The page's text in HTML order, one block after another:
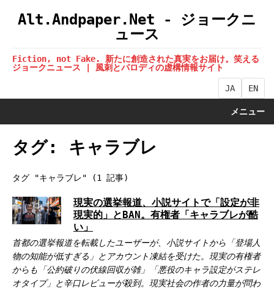
Alt.Andpaper.Net - ジョークニ
ュース
Fiction, not Fake. 新たに創造された真実をお届け。笑える
ジョークニュース | 風刺とパロディの虚構情報サイト
JA EN
メニュー
タグ: キャラブレ
タグ "キャラブレ" (1 記事)
現実の選挙報道、小説サイトで「設定が非
現実的」とBAN。有権者「キャラブレが酷
い」
首都の選挙報道を転載したユーザーが、小説サイトから「登場人
物の知能が低すぎる」とアカウント凍結を受けた。現実の有権者
からも「公約破りの伏線回収が雑」「悪役のキャラ設定がステレ
オタイプ」と辛口レビューが殺到。現実社会の作者の力量が問わ